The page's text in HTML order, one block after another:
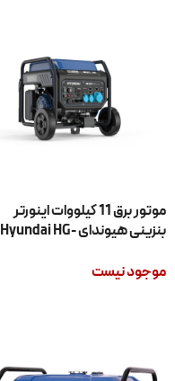
موتور برق 11 کیلووات اینورتر
بنزینی هیوندای Hyundai HG-
موجود نیست